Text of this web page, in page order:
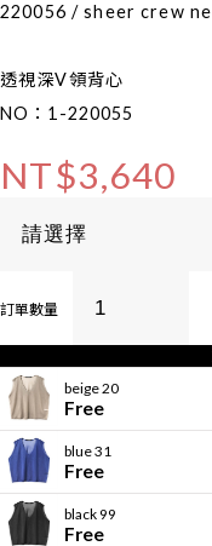
220056 / sheer crew
透視深V領背心
NO：1-220055
NT$3,640
訂單數量
beige 20
Free
blue 31
Free
black 99
Free